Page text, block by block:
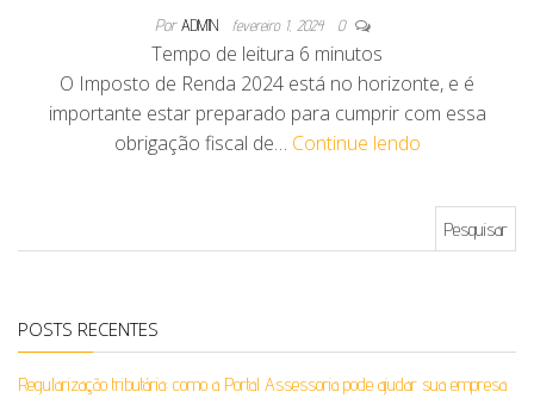
Por ADMIN fevereiro 1, 2024 0
Tempo de leitura 6 minutos
O Imposto de Renda 2024 está no horizonte, e é
importante estar preparado para cumprir com essa
obrigação fiscal de… Continue lendo
POSTS RECENTES
Regularização tributária: como a Portal Assessoria pode ajudar sua empresa